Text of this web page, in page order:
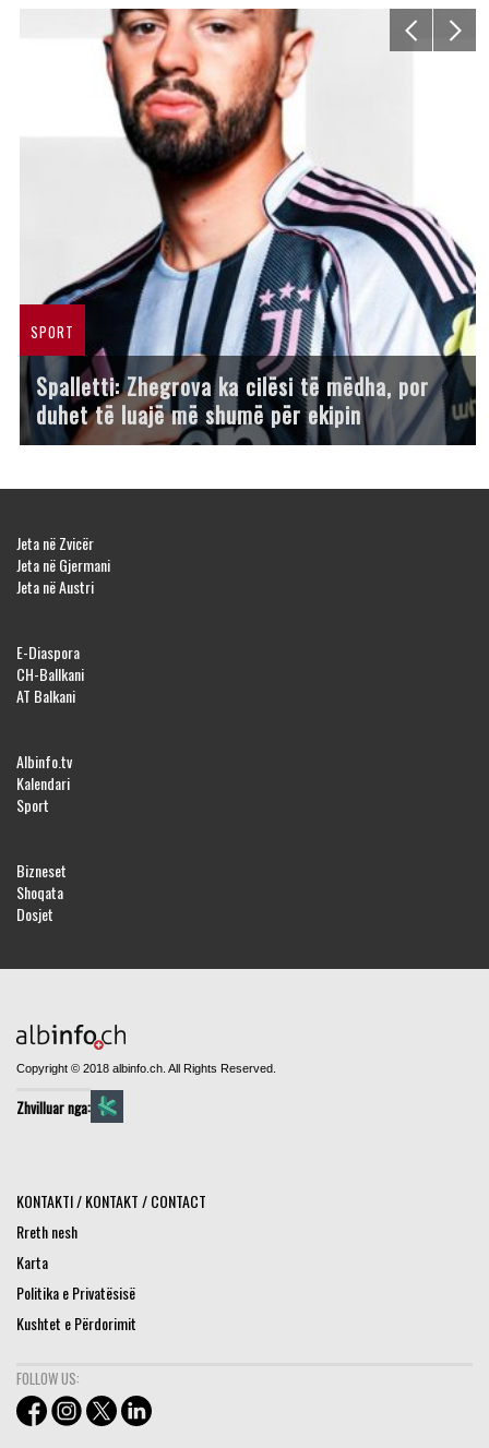
SPORT
Spalletti: Zhegrova ka cilësi të mëdha, por
duhet të luajë më shumë për ekipin
Jeta në Zvicër
Jeta në Gjermani
Jeta në Austri
E-Diaspora
CH-Ballkani
AT Balkani
Albinfo.tv
Kalendari
Sport
Bizneset
Shoqata
Dosjet
Copyright © 2018 albinfo.ch. All Rights Reserved.
Zhvilluar nga:
KONTAKTI / KONTAKT / CONTACT
Rreth nesh
Karta
Politika e Privatësisë
Kushtet e Përdorimit
FOLLOW US: